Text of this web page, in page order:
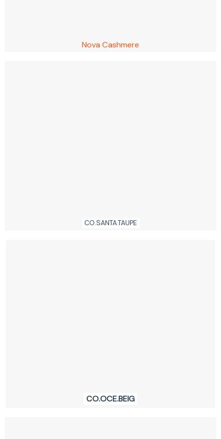
Nova Cashmere
CO.SANTA.TAUPE
CO.OCE.BEIG